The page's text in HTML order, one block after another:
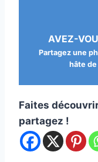
AVEZ-
Partagez une
hâte de
Faites
partagez !